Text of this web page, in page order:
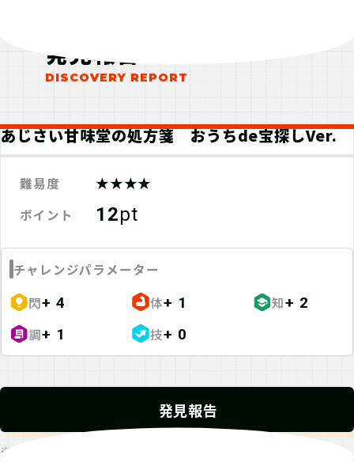
マイページで【クリアキーワード】を
入力して、ポイント手に入れよう！
発見報告
あじさい甘味堂の処方箋 おうちde宝探しVer.
難易度 ★★★★
ポイント 12pt
チャレンジパラメーター
閃+ 4 体+ 1 知+ 2
調+ 1 技+ 0
発見報告
※発見報告にGPSを使用するクエストが一部存在します。